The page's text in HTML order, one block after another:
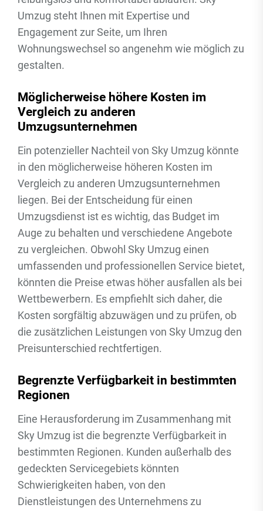
Umzug steht Ihnen mit Expertise und
Engagement zur Seite, um Ihren
Wohnungswechsel so angenehm wie möglich zu
gestalten.
Möglicherweise höhere Kosten im
Vergleich zu anderen
Umzugsunternehmen
Ein potenzieller Nachteil von Sky Umzug könnte
in den möglicherweise höheren Kosten im
Vergleich zu anderen Umzugsunternehmen
liegen. Bei der Entscheidung für einen
Umzugsdienst ist es wichtig, das Budget im
Auge zu behalten und verschiedene Angebote
zu vergleichen. Obwohl Sky Umzug einen
umfassenden und professionellen Service bietet,
könnten die Preise etwas höher ausfallen als bei
Wettbewerbern. Es empfiehlt sich daher, die
Kosten sorgfältig abzuwägen und zu prüfen, ob
die zusätzlichen Leistungen von Sky Umzug den
Preisunterschied rechtfertigen.
Begrenzte Verfügbarkeit in bestimmten
Regionen
Eine Herausforderung im Zusammenhang mit
Sky Umzug ist die begrenzte Verfügbarkeit in
bestimmten Regionen. Kunden außerhalb des
gedeckten Servicegebiets könnten
Schwierigkeiten haben, von den
Dienstleistungen des Unternehmens zu